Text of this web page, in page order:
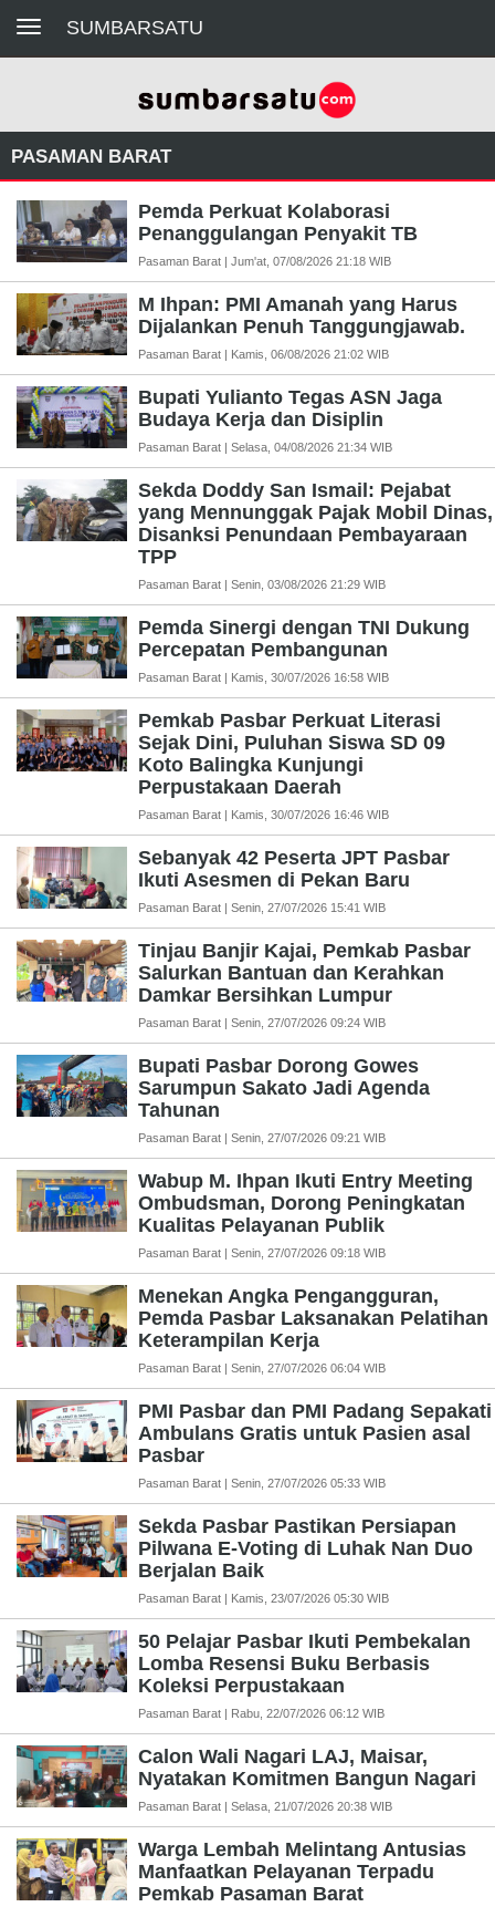
Toggle navigationSUMBARSATU
PASAMAN BARAT
Pemda Perkuat Kolaborasi
Penanggulangan Penyakit TB
Pasaman Barat | Jum'at, 07/08/2026 21:18 WIB
M Ihpan: PMI Amanah yang Harus
Dijalankan Penuh Tanggungjawab.
Pasaman Barat | Kamis, 06/08/2026 21:02 WIB
Bupati Yulianto Tegas ASN Jaga
Budaya Kerja dan Disiplin
Pasaman Barat | Selasa, 04/08/2026 21:34 WIB
Sekda Doddy San Ismail: Pejabat
yang Mennunggak Pajak Mobil Dinas,
Disanksi Penundaan Pembayaraan
TPP
Pasaman Barat | Senin, 03/08/2026 21:29 WIB
Pemda Sinergi dengan TNI Dukung
Percepatan Pembangunan
Pasaman Barat | Kamis, 30/07/2026 16:58 WIB
Pemkab Pasbar Perkuat Literasi
Sejak Dini, Puluhan Siswa SD 09
Koto Balingka Kunjungi
Perpustakaan Daerah
Pasaman Barat | Kamis, 30/07/2026 16:46 WIB
Sebanyak 42 Peserta JPT Pasbar
Ikuti Asesmen di Pekan Baru
Pasaman Barat | Senin, 27/07/2026 15:41 WIB
Tinjau Banjir Kajai, Pemkab Pasbar
Salurkan Bantuan dan Kerahkan
Damkar Bersihkan Lumpur
Pasaman Barat | Senin, 27/07/2026 09:24 WIB
Bupati Pasbar Dorong Gowes
Sarumpun Sakato Jadi Agenda
Tahunan
Pasaman Barat | Senin, 27/07/2026 09:21 WIB
Wabup M. Ihpan Ikuti Entry Meeting
Ombudsman, Dorong Peningkatan
Kualitas Pelayanan Publik
Pasaman Barat | Senin, 27/07/2026 09:18 WIB
Menekan Angka Pengangguran,
Pemda Pasbar Laksanakan Pelatihan
Keterampilan Kerja
Pasaman Barat | Senin, 27/07/2026 06:04 WIB
PMI Pasbar dan PMI Padang Sepakati
Ambulans Gratis untuk Pasien asal
Pasbar
Pasaman Barat | Senin, 27/07/2026 05:33 WIB
Sekda Pasbar Pastikan Persiapan
Pilwana E-Voting di Luhak Nan Duo
Berjalan Baik
Pasaman Barat | Kamis, 23/07/2026 05:30 WIB
50 Pelajar Pasbar Ikuti Pembekalan
Lomba Resensi Buku Berbasis
Koleksi Perpustakaan
Pasaman Barat | Rabu, 22/07/2026 06:12 WIB
Calon Wali Nagari LAJ, Maisar,
Nyatakan Komitmen Bangun Nagari
Pasaman Barat | Selasa, 21/07/2026 20:38 WIB
Warga Lembah Melintang Antusias
Manfaatkan Pelayanan Terpadu
Pemkab Pasaman Barat